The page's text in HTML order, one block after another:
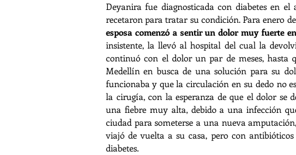
Deyanira fue diagnosticada con diabetes en
recetaron para tratar su condición. Para enero
esposa comenzó a sentir un dolor muy fuerte
insistente, la llevó al hospital del cual la
continuó con el dolor un par de meses, hasta
Medellín en busca de una solución para su
funcionaba y que la circulación en su dedo no
la cirugía, con la esperanza de que el dolor se
una fiebre muy alta, debido a una infección
ciudad para someterse a una nueva
viajó de vuelta a su casa, pero con
diabetes.